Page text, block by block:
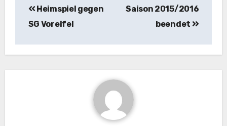
Heimspiel gegen
SG Voreifel
Saison 2015/2016
beendet